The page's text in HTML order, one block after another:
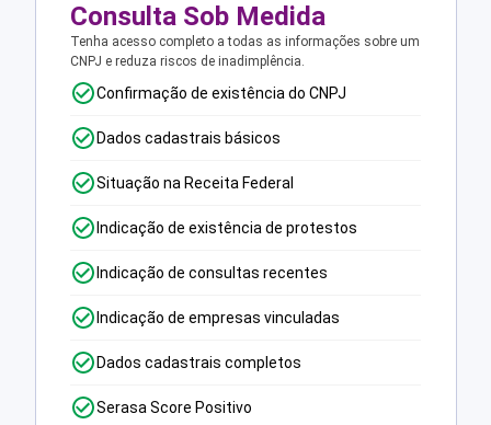
Consulta Sob Medida
Tenha acesso completo a todas as informações sobre um
CNPJ e reduza riscos de inadimplência.
Confirmação de existência do CNPJ
Dados cadastrais básicos
Situação na Receita Federal
Indicação de existência de protestos
Indicação de consultas recentes
Indicação de empresas vinculadas
Dados cadastrais completos
Serasa Score Positivo